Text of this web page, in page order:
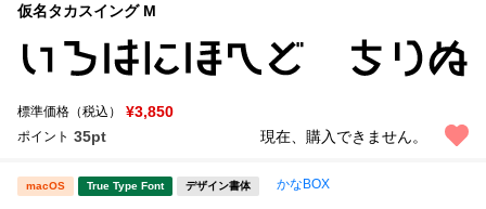
仮名タカスイング M
標準価格（税込） ¥3,850
ポイント 35pt 現在、購入できません。
macOS True Type Font デザイン書体 かなBOX